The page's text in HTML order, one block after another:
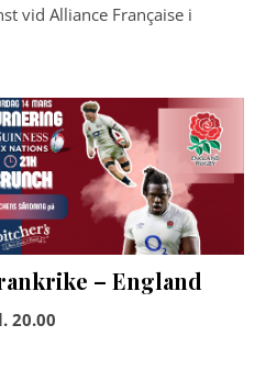
vid Alliance Française i
– England
20.00